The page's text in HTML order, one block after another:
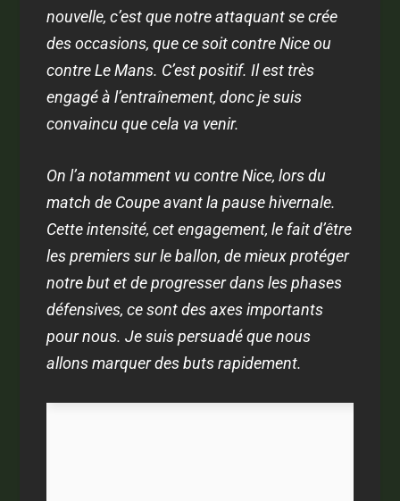
nouvelle, c’est que notre attaquant se crée
des occasions, que ce soit contre Nice ou
contre Le Mans. C’est positif. Il est très
engagé à l’entraînement, donc je suis
convaincu que cela va venir.
On l’a notamment vu contre Nice, lors du
match de Coupe avant la pause hivernale.
Cette intensité, cet engagement, le fait d’être
les premiers sur le ballon, de mieux protéger
notre but et de progresser dans les phases
défensives, ce sont des axes importants
pour nous. Je suis persuadé que nous
allons marquer des buts rapidement.